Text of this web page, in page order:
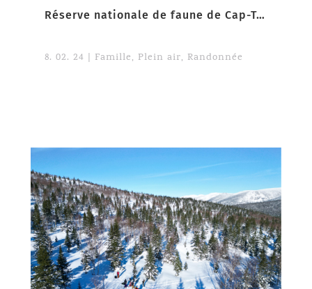
Réserve nationale de faune de Cap-Tourmente en hiver
8. 02. 24 Famille, Plein air, Randonnée